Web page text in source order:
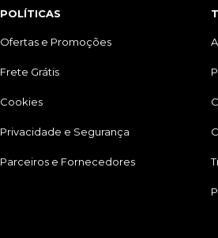
POLÍTICAS
Ofertas e Promoções
Frete Grátis
Cookies
Privacidade e Segurança
Parceiros e Fornecedores